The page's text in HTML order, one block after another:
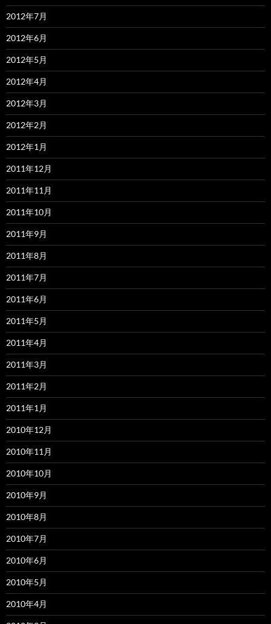
2012年7月
2012年6月
2012年5月
2012年4月
2012年3月
2012年2月
2012年1月
2011年12月
2011年11月
2011年10月
2011年9月
2011年8月
2011年7月
2011年6月
2011年5月
2011年4月
2011年3月
2011年2月
2011年1月
2010年12月
2010年11月
2010年10月
2010年9月
2010年8月
2010年7月
2010年6月
2010年5月
2010年4月